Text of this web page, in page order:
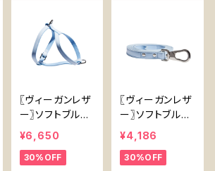
〖ヴィーガンレザ
ー〗ソフトブルー
ハーネス【Vega
n Leather Soft
Blue Harness】
¥6,650
30%OFF
〖ヴィーガンレザ
ー〗ソフトブルー
リード【Vegan L
eather Soft Bl
ue Lead】
¥4,186
30%OFF